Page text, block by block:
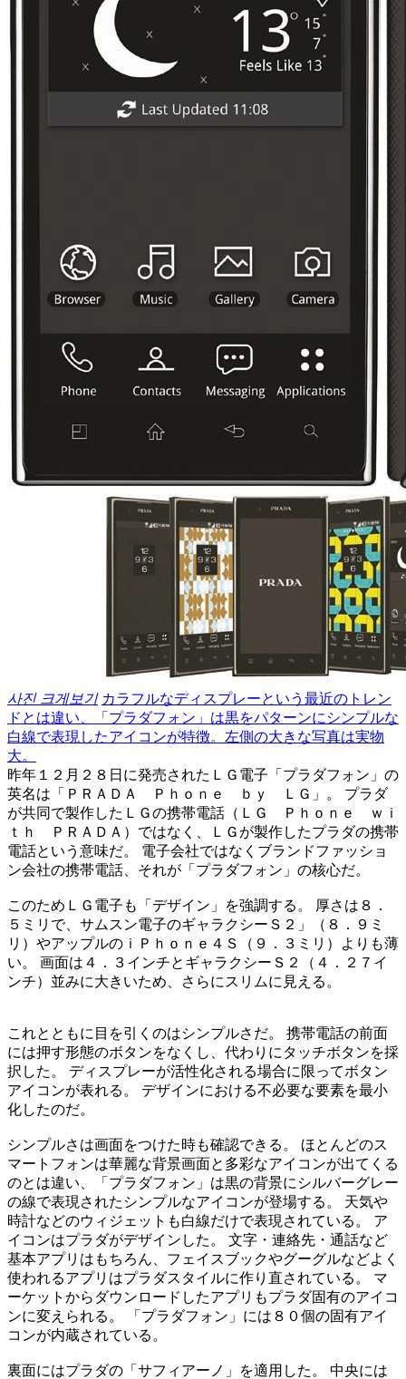
사진 크게보기 カラフルなディスプレーという最近のトレン
ドとは違い、「プラダフォン」は黒をパターンにシンプルな
白線で表現したアイコンが特徴。左側の大きな写真は実物
大。
昨年１２月２８日に発売されたＬＧ電子「プラダフォン」の
英名は「ＰＲＡＤＡ Ｐｈｏｎｅ ｂｙ ＬＧ」。 プラダ
が共同で製作したＬＧの携帯電話（ＬＧ Ｐｈｏｎｅ ｗｉ
ｔｈ ＰＲＡＤＡ）ではなく、ＬＧが製作したプラダの携帯
電話という意味だ。 電子会社ではなくブランドファッショ
ン会社の携帯電話、それが「プラダフォン」の核心だ。
このためＬＧ電子も「デザイン」を強調する。 厚さは８．
５ミリで、サムスン電子のギャラクシーＳ２」（８．９ミ
リ）やアップルのｉＰｈｏｎｅ４Ｓ（９．３ミリ）よりも薄
い。 画面は４．３インチとギャラクシーＳ２（４．２７イ
ンチ）並みに大きいため、さらにスリムに見える。
これとともに目を引くのはシンプルさだ。 携帯電話の前面
には押す形態のボタンをなくし、代わりにタッチボタンを採
択した。 ディスプレーが活性化される場合に限ってボタン
アイコンが表れる。 デザインにおける不必要な要素を最小
化したのだ。
シンプルさは画面をつけた時も確認できる。 ほとんどのス
マートフォンは華麗な背景画面と多彩なアイコンが出てくる
のとは違い、「プラダフォン」は黒の背景にシルバーグレー
の線で表現されたシンプルなアイコンが登場する。 天気や
時計などのウィジェットも白線だけで表現されている。 ア
イコンはプラダがデザインした。 文字・連絡先・通話など
基本アプリはもちろん、フェイスブックやグーグルなどよく
使われるアプリはプラダスタイルに作り直されている。 マ
ーケットからダウンロードしたアプリもプラダ固有のアイコ
ンに変えられる。 「プラダフォン」には８０個の固有アイ
コンが内蔵されている。
裏面にはプラダの「サフィアーノ」を適用した。 中央には